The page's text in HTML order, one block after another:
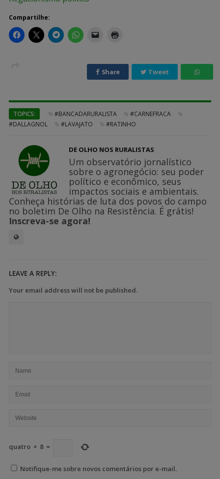
Compartilhe:
Share Tweet
TOPICS: #BANCADARURALISTA
#CARNEFRACA
#DALLAGNOL
#LAVAJATO #RATINHO
DE OLHO NOS RURALISTAS
Um observatório jornalístico
sobre o agronegócio: seu poder
político e econômico, seus
impactos sociais e ambientais.
Conheça histórias de luta dos povos do campo
no boletim De Olho na Resistência. É grátis!
Inscreva-se agora!
LEAVE A REPLY:
Your email address will not be published.
quatro × 8 =
Notifique-me sobre novos comentários por e-mail.